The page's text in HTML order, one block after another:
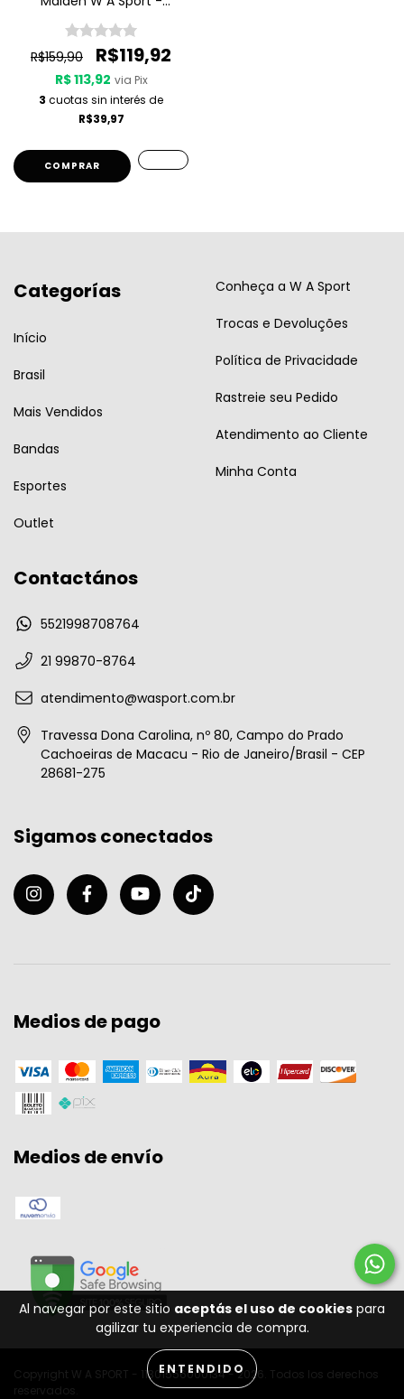
Al navegar por este sitio aceptás el uso de cookies para
agilizar tu experiencia de compra.
ENTENDIDO
Son
R$159,90
R$119,92
R$ 113,92 via Pix
3 cuotas sin interés de
R$39,97
COMPRAR
Categorías
Início
Brasil
Mais Vendidos
Bandas
Esportes
Outlet
Conheça a W A Sport
Trocas e Devoluções
Política de Privacidade
Rastreie seu Pedido
Atendimento ao Cliente
Minha Conta
Contactános
5521998708764
21 99870-8764
atendimento@wasport.com.br
Travessa Dona Carolina, nº 80, Campo do Prado
Cachoeiras de Macacu - Rio de Janeiro/Brasil - CEP
28681-275
Sigamos conectados
Medios de pago
Medios de envío
Copyright W A SPORT - 11301556000134 - 2026. Todos los derechos
reservados.